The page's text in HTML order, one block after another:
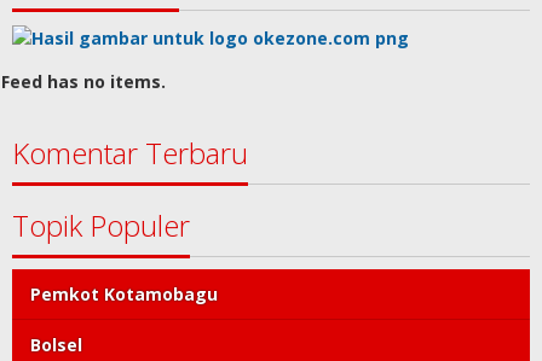
Feed has no items.
Komentar Terbaru
Topik Populer
Pemkot Kotamobagu
Bolsel